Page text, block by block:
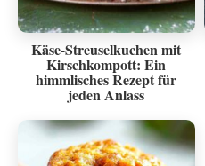
Käse-Streuselkuchen mit
Kirschkompott: Ein
himmlisches Rezept für
jeden Anlass